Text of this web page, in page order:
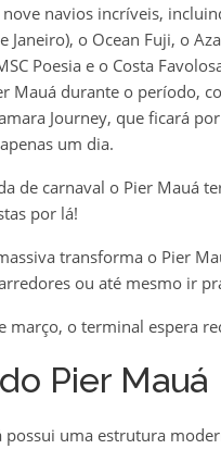
navios incríveis,
Janeiro), o Ocean Fuji, o
Poesia e o Costa
Mauá durante o período,
Journey, que ficará
um dia.
de carnaval o Pier Mauá
por lá!
transforma o Pier
ou até mesmo ir
março, o terminal espera
Pier Mauá
uma estrutura